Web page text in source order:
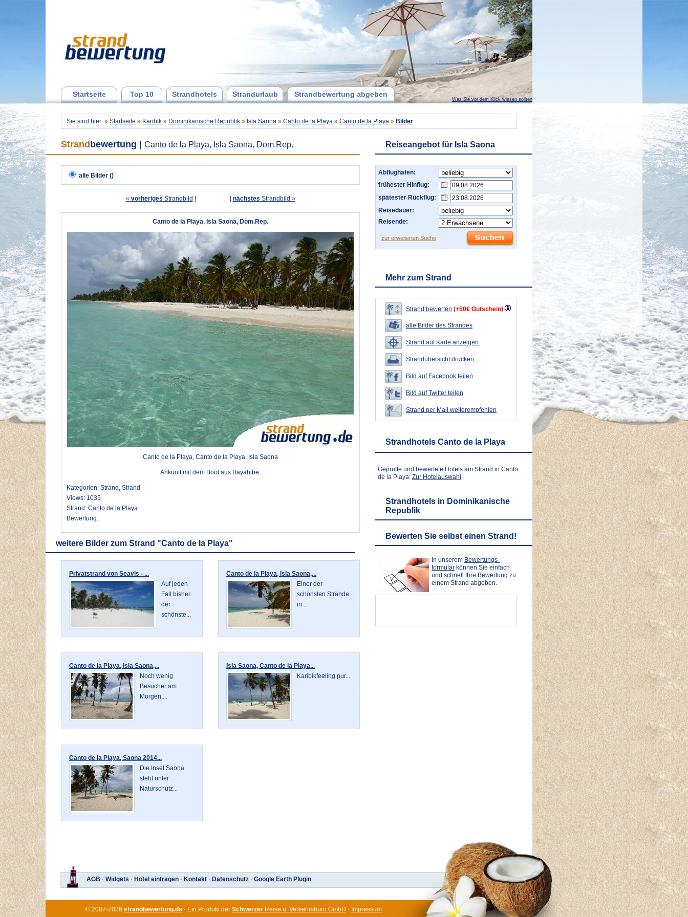
Startseite Top 10 Strandhotels Strandurlaub Strandbewertung abgeben
Was Sie vor dem Klick wissen sollten
Sie sind hier: » Startseite » Karibik » Dominikanische Republik » Isla Saona » Canto de la Playa » Canto de la Playa » Bilder
Strand bewertung Canto de la Playa, Isla Saona, Dom.Rep.
alle Bilder ()
« vorheriges Strandbild nächstes Strandbild »
Canto de la Playa, Isla Saona, Dom.Rep.
Canto de la Playa, Canto de la Playa, Isla Saona
Ankunft mit dem Boot aus Bayahibe.
Kategorien: Strand, Strand
Views: 1035
Strand: Canto de la Playa
Bewertung:
weitere Bilder zum Strand "Canto de la Playa"
Privatstrand von Seavis - ...
Auf jeden
Fall bisher
der
schönste...
Canto de la Playa, Isla Saona,...
Einer der
schönsten Strände
in...
Canto de la Playa, Isla Saona,...
Noch wenig
Besucher am
Morgen,...
Isla Saona, Canto de la Playa...
Karibikfeeling pur...
Canto de la Playa, Saona 2014...
Die Insel Saona
steht unter
Naturschutz...
Reiseangebot für Isla Saona
Abflughafen:
frühester Hinflug:
spätester Rückflug:
Reisedauer:
Reisende:
zur erweiterten Suche
Mehr zum Strand
Strand bewerten (+50€ Gutschein)
alle Bilder des Strandes
Strand auf Karte anzeigen
Strandübersicht drucken
Bild auf Facebook teilen
Bild auf Twitter teilen
Strand per Mail weiterempfehlen
Strandhotels Canto de la Playa
Geprüfte und bewertete Hotels am Strand in Canto
de la Playa: Zur Hotelauswahl
Strandhotels in Dominikanische
Republik
Bewerten Sie selbst einen Strand!
In unserem Bewertungs-
formular können Sie einfach
und schnell Ihre Bewertung zu
einem Strand abgeben.
AGB · Widgets · Hotel eintragen · Kontakt · Datenschutz · Google Earth Plugin
© 2007-2026 strandbewertung.de · Ein Produkt der Schwarzer Reise u. Verkehrsbüro GmbH · Impressum